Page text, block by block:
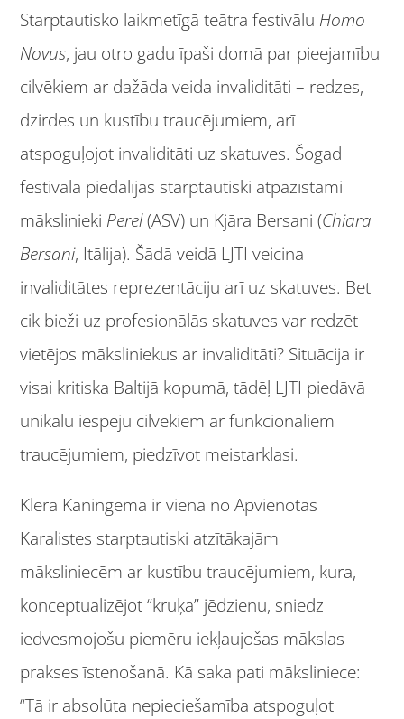
Starptautisko laikmetīgā teātra festivālu Homo
Novus, jau otro gadu īpaši domā par pieejamību
cilvēkiem ar dažāda veida invaliditāti – redzes,
dzirdes un kustību traucējumiem, arī
atspoguļojot invaliditāti uz skatuves. Šogad
festivālā piedalījās starptautiski atpazīstami
mākslinieki Perel(ASV) un Kjāra Bersani (Chiara
Bersani, Itālija). Šādā veidā LJTI veicina
invaliditātes reprezentāciju arī uz skatuves. Bet
cik bieži uz profesionālās skatuves var redzēt
vietējos māksliniekus ar invaliditāti? Situācija ir
visai kritiska Baltijā kopumā, tādēļ LJTI piedāvā
unikālu iespēju cilvēkiem ar funkcionāliem
traucējumiem, piedzīvot meistarklasi.
Klēra Kaningema ir viena no Apvienotās
Karalistes starptautiski atzītākajām
māksliniecēm ar kustību traucējumiem, kura,
konceptualizējot “kruķa” jēdzienu, sniedz
iedvesmojošu piemēru iekļaujošas mākslas
prakses īstenošanā. Kā saka pati māksliniece:
“Tā ir absolūta nepieciešamība atspoguļot